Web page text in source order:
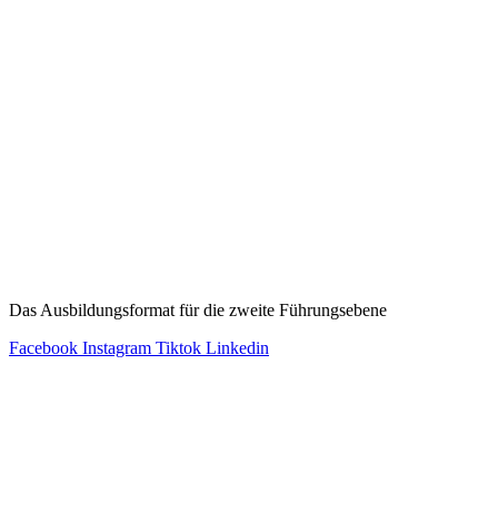
Das Ausbildungsformat für die zweite Führungsebene
Facebook Instagram Tiktok Linkedin